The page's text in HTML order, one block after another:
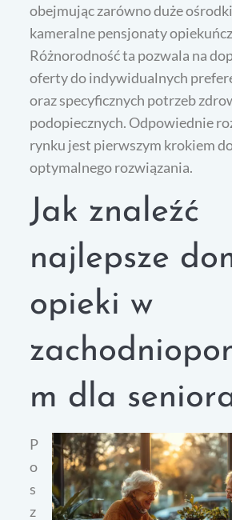
obejmując zarówno duże
kameralne pensjonaty
Różnorodność ta pozwala na
oferty do indywidualnych
oraz specyficznych potrzeb
podopiecznych. Odpowiednie
rynku jest pierwszym krokiem
optymalnego rozwiązania.
Jak znaleźć
najlepsze
opieki w
m dla
P
o
s
z